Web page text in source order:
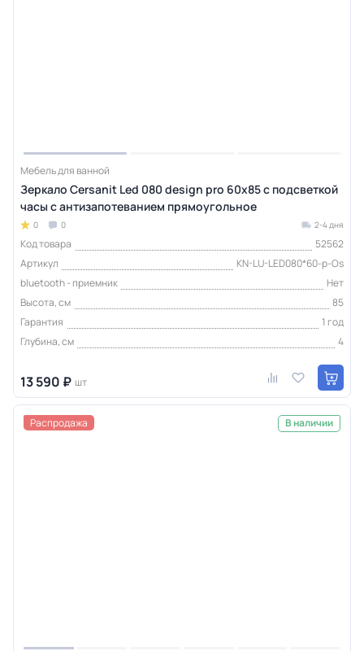
Мебель для ванной
Зеркало Cersanit Led 080 design pro 60x85 с подсветкой
часы с антизапотеванием прямоугольное
0 0 2-4 дня
Код товара
52562
Артикул
KN-LU-LED080*60-p-Os
bluetooth - приемник
Нет
Высота, см
85
Гарантия
1 год
Глубина, см
4
13 590 ₽ шт
Распродажа В наличии